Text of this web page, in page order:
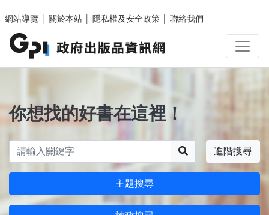
網站導覽
關於本站 隱私權及安全政策 聯絡我們
你想找的好書在這裡！
進階搜尋
主題搜尋